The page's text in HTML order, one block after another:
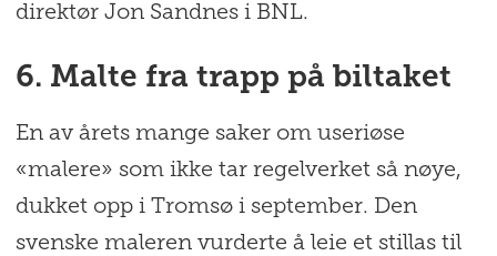
direktør Jon Sandnes i BNL.
6. Malte fra trapp på biltaket
En av årets mange saker om useriøse
«malere» som ikke tar regelverket så nøye,
dukket opp i Tromsø i september. Den
svenske maleren vurderte å leie et stillas til